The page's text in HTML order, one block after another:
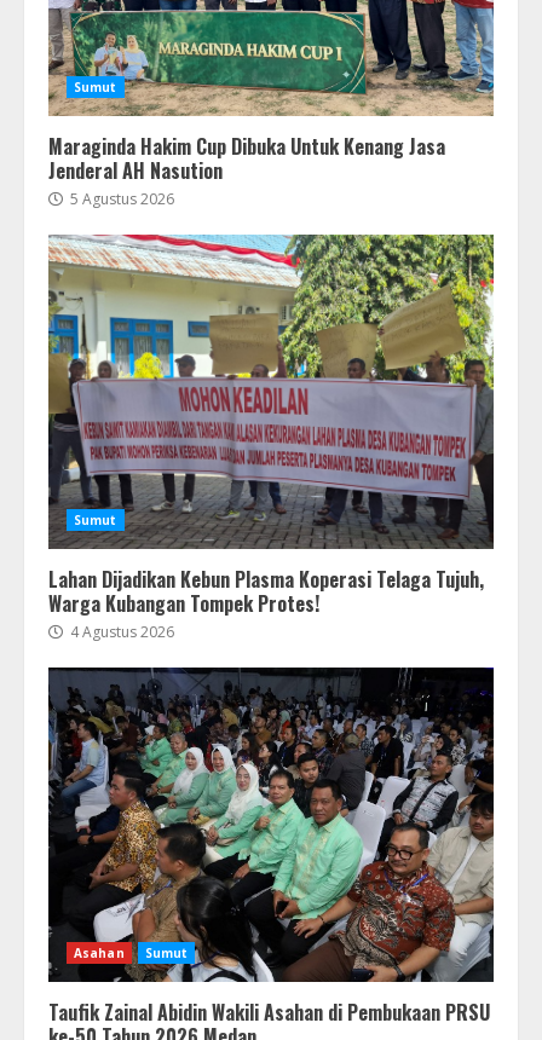
Sumut
Maraginda Hakim Cup Dibuka Untuk Kenang Jasa
Jenderal AH Nasution
5 Agustus 2026
Sumut
Lahan Dijadikan Kebun Plasma Koperasi Telaga Tujuh,
Warga Kubangan Tompek Protes!
4 Agustus 2026
Asahan Sumut
Taufik Zainal Abidin Wakili Asahan di Pembukaan PRSU